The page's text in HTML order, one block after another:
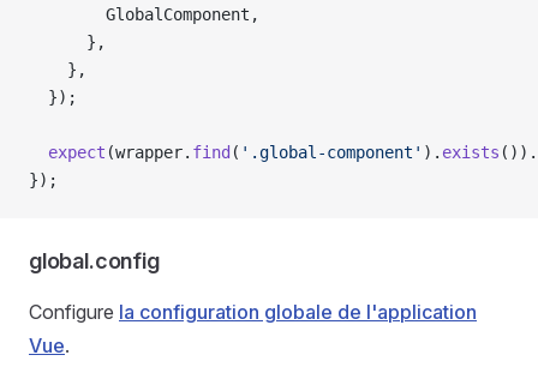
        GlobalComponent
,
      },
    },
  });
  expect
(wrapper. find ( '.global-component' ). exists ()).
});
global.config
Configure la configuration globale de l'application
Vue.